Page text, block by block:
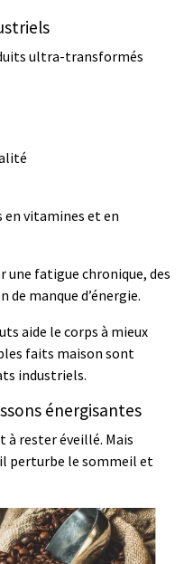
ultra-transformés
en vitamines et en
fatigue chronique, des
manque d’énergie.
aide le corps à mieux
faits maison sont
industriels.
énergisantes
à rester éveillé. Mais
perturbe le sommeil et